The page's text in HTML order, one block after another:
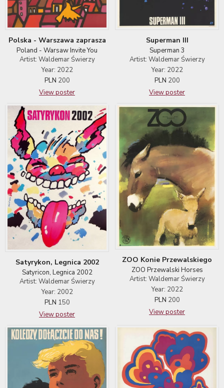
Polska - Warszawa zaprasza
Poland - Warsaw Invite You
Artist: Waldemar Świerzy
Year: 2022
PLN 200
View poster
Superman III
Superman 3
Artist: Waldemar Świerzy
Year: 2022
PLN 200
View poster
Satyrykon, Legnica 2002
Satyricon, Legnica 2002
Artist: Waldemar Świerzy
Year: 2002
PLN 150
View poster
ZOO Konie Przewalskiego
ZOO Przewalski Horses
Artist: Waldemar Świerzy
Year: 2022
PLN 200
View poster